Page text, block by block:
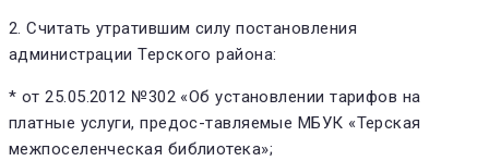
2. Считать утратившим силу постановления
администрации Терского района:
* от 25.05.2012 №302 «Об установлении тарифов на
платные услуги, предос-тавляемые МБУК «Терская
межпоселенческая библиотека»;